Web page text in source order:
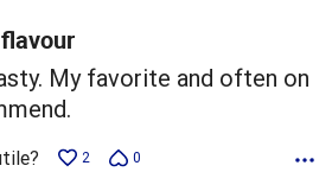
My favorite and often on
2 0